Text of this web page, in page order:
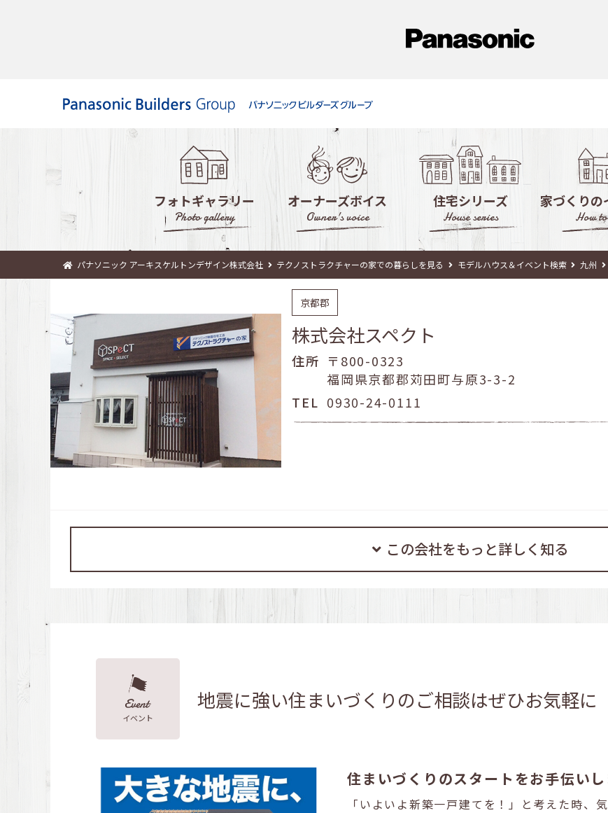
フォトギャラリー
Photo gallery
オーナーズボイス
Owner's voice
住宅シリーズ
House series
家づくりの
How
徹底活用！
快適のヒミツ！そ
パナソニック アーキスケルトンデザイン株式会社 テクノストラクチャーの家での暮らしを見る モデルハウス＆イベント検索 九州
京都郡
株式会社スペクト
住所 〒800-0323
福岡県京都郡苅田町与原3-3-2
TEL 0930-24-0111
この会社をもっと詳しく知る
イベント
地震に強い住まいづくりのご相談はぜひお気軽に
住まいづくりのスタートをお手伝いし
「いよいよ新築一戸建てを！」と考えた時、